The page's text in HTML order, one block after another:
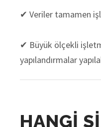
✔ Veriler tamamen
✔ Büyük ölçekli
yapılandırmalar
HANGİ